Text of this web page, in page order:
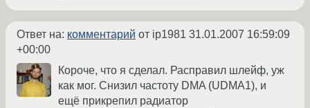
Ответ на: комментарий от ip1981 31.01.2007 16:59:09
+00:00
Короче, что я сделал. Расправил шлейф, уж
как мог. Снизил частоту DMA (UDMA1), и
ещё прикрепил радиатор